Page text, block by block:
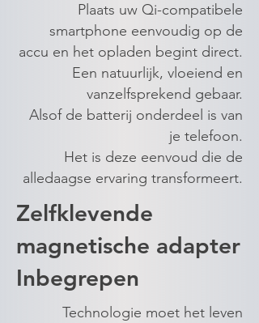
Plaats uw Qi-compatibele
smartphone eenvoudig op de
accu en het opladen begint direct.
Een natuurlijk, vloeiend en
vanzelfsprekend gebaar.
Alsof de batterij onderdeel is van
je telefoon.
Het is deze eenvoud die de
alledaagse ervaring transformeert.
Zelfklevende
magnetische adapter
Inbegrepen
Technologie moet het leven